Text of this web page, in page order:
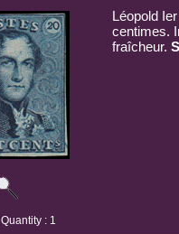
Léopold
centimes.
fraîcheur.
Quantity : 1